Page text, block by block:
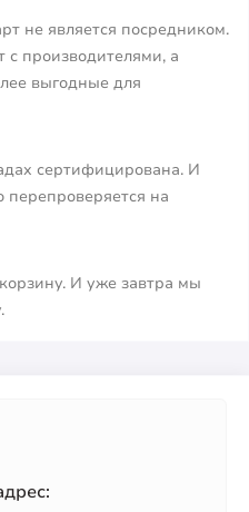
не является посредником.
производителями, а
выгодные для
сертифицирована. И
перепроверяется на
И уже завтра мы